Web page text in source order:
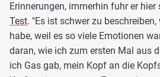
Erinnerungen, immerhin fuhr er hier
Test. "Es ist schwer zu
habe, weil es so viele Emotionen
daran, wie ich zum ersten Mal aus
ich Gas gab, mein Kopf an die